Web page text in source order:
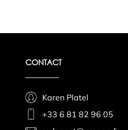
CONTACT
Karen Platel
+33 6 81 82 96 05